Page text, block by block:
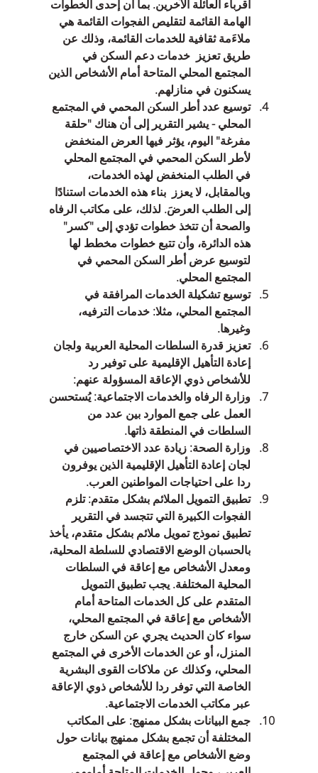
أقرباء العائلة الآخرين. بما أن إحدى الخطوات
الهامة القائمة لتقليص الفجوات القائمة هي
ملاءَمة ثقافية للخدمات القائمة، وذلك عن
طريق تعزيز  خدمات دعم السكن في
المجتمع المحلي المتاحة أمام الأشخاص الذين
يسكنون في منازلهم.
توسيع عدد أطر السكن المحمي في المجتمع
المحلي - يشير التقرير إلى أن هناك "حلقة
مفرغة" اليوم، يؤثر فيها العرض المنخفض
لأطر السكن المحمي في المجتمع المحلي
في الطلب المنخفض لهذه الخدمات،
وبالمقابل، لا يعزز  بناء هذه الخدمات استنادًا
إلى الطلب العرضَ. لذلك، على مكاتب الرفاه
والصحة أن تتخذ خطوات تؤدي إلى "كسر"
هذه الدائرة، وأن تتبع خطوات مخطط لها
لتوسيع عرض أطر السكن المحمي في
المجتمع المحلي.
توسيع تشكيلة الخدمات المرافقة في
المجتمع المحلي، مثلا: خدمات الترفيه،
وغيرها.
تعزيز قدرة السلطات المحلية العربية ولجان
إعادة التأهيل الإقليمية على توفير رد
للأشخاص ذوي الإعاقة المسؤولة عنهم:
وزارة الرفاه والخدمات الاجتماعية: يُستحسن
العمل على جمع الموارد بين عدد من
السلطات في المنطقة ذاتها.
وزارة الصحة: زيادة عدد الاختصاصيين في
لجان إعادة التأهيل الإقليمية الذين يوفرون
ردا على احتياجات المواطنين العرب.
تطبيق التمويل الملائم بشكل متقدم: تلزم
الفجوات الكبيرة التي تتجسد في التقرير
تطبيق نموذج تمويل ملائم بشكل متقدم، يأخذ
بالحسبان الوضع الاقتصادي للسلطة المحلية،
ومعدل الأشخاص مع إعاقة في السلطات
المحلية المختلفة. يجب تطبيق التمويل
المتقدم على كل الخدمات المتاحة أمام
الأشخاص مع إعاقة في المجتمع المحلي،
سواء كان الحديث يجري عن السكن خارج
المنزل، أو عن الخدمات الأخرى في المجتمع
المحلي، وكذلك عن ملاكات القوى البشرية
الخاصة التي توفر ردا للأشخاص ذوي الإعاقة
عبر مكاتب الخدمات الاجتماعية.
جمع البيانات بشكل ممنهج: على المكاتب
المختلفة أن تجمع بشكل ممنهج بيانات حول
وضع الأشخاص مع إعاقة في المجتمع